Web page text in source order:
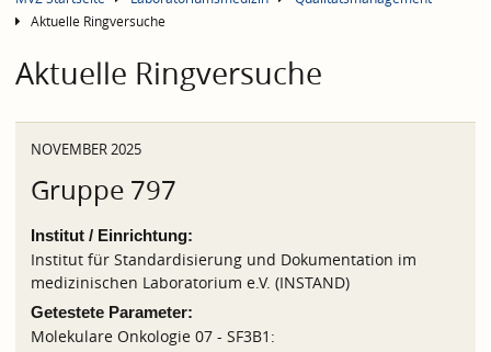
Aktuelle Ringversuche
Aktuelle Ringversuche
NOVEMBER 2025
Gruppe 797
Institut / Einrichtung:
Institut für Standardisierung und Dokumentation im
medizinischen Laboratorium e.V. (INSTAND)
Getestete Parameter:
Molekulare Onkologie 07 - SF3B1: